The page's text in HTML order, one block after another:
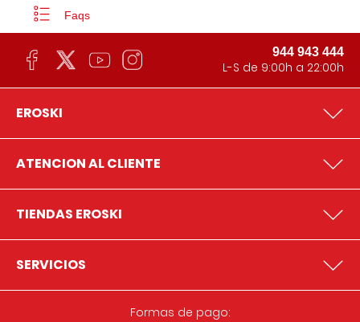
Faqs
944 943 444
L-S de 9:00h a 22:00h
EROSKI
ATENCION AL CLIENTE
TIENDAS EROSKI
SERVICIOS
Formas de pago: